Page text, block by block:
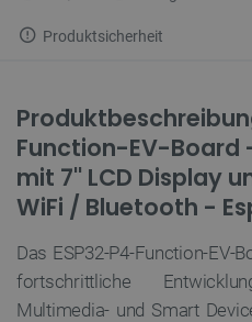
Produktsicherheit
Function-EV-Board
mit 7'' LCD Display
WiFi / Bluetooth -
Das ESP32-P4-Function-EV-
fortschrittliche
Multimedia- und Smart